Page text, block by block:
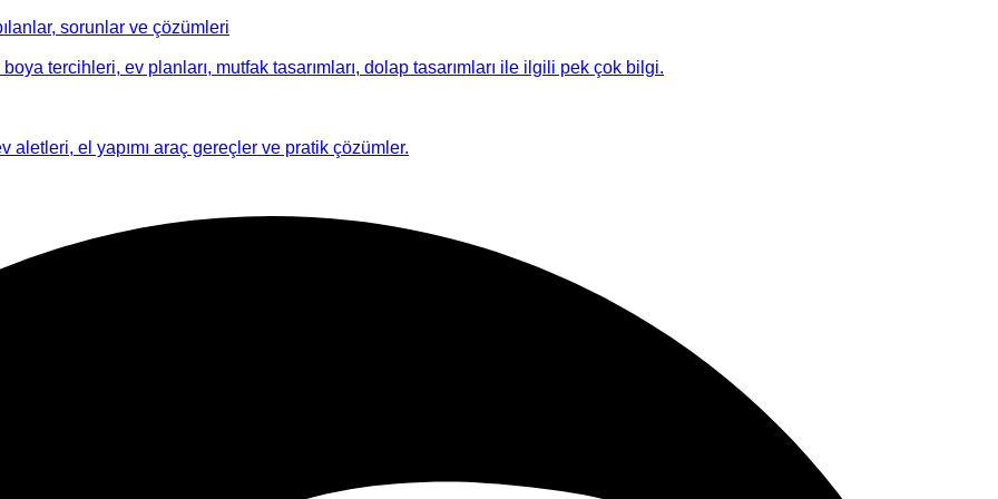
sorunlar ve çözümleri
tercihleri, ev planları, mutfak tasarımları, dolap tasarımları ile ilgili pek çok bilgi.
el yapımı araç gereçler ve pratik çözümler.